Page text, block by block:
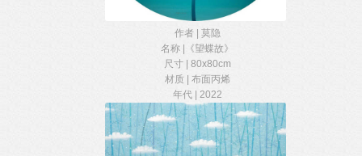
作者 | 莫隐
名称 |《望蝶故》
尺寸 | 80x80cm
材质 | 布面丙烯
年代 | 2022